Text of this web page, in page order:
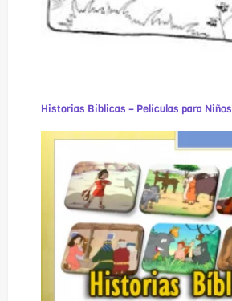
Historias Bíblicas – Películas para Niños